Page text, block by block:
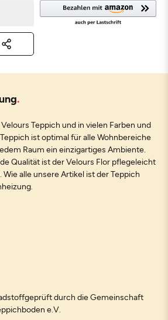
Teppich und in vielen Farben und
ist optimal für alle Wohnbereiche
Raum ein einzigartiges Ambiente.
Qualität ist der Velours Flor pflegeleicht
alle unsere Artikel ist der Teppich
durch die Gemeinschaft
e.V.